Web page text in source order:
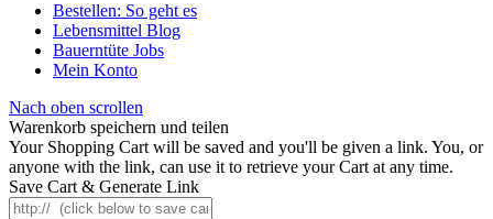
Bestellen: So geht es
Lebensmittel Blog
Bauerntüte Jobs
Mein Konto
Nach oben scrollen
Warenkorb speichern und teilen
Your Shopping Cart will be saved and you'll be given a link. You, or
anyone with the link, can use it to retrieve your Cart at any time.
Save Cart & Generate Link